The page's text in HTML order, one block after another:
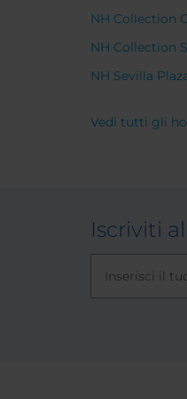
NH Collection
NH Collection
NH Sevilla
Vedi tutti gli
Iscriviti